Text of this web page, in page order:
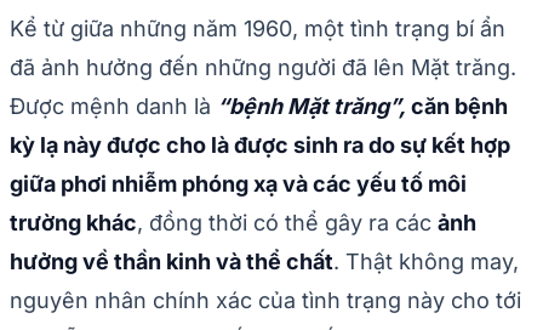
Kể từ giữa những năm 1960, một tình trạng bí ẩn
đã ảnh hưởng đến những người đã lên Mặt trăng.
Được mệnh danh là “bệnh Mặt trăng”, căn bệnh
kỳ lạ này được cho là được sinh ra do sự kết hợp
giữa phơi nhiễm phóng xạ và các yếu tố môi
trường khác, đồng thời có thể gây ra các ảnh
hưởng về thần kinh và thể chất. Thật không may,
nguyên nhân chính xác của tình trạng này cho tới